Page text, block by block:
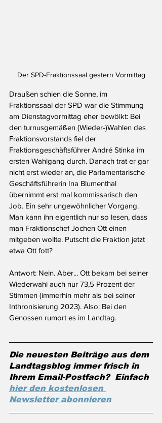
Der SPD-Fraktionssaal gestern Vormittag
Draußen schien die Sonne, im
Fraktionssaal der SPD war die Stimmung
am Dienstagvormittag eher bewölkt: Bei
den turnusgemäßen (Wieder-)Wahlen des
Fraktionsvorstands fiel der
Fraktionsgeschäftsführer André Stinka im
ersten Wahlgang durch. Danach trat er gar
nicht erst wieder an, die Parlamentarische
Geschäftsführerin Ina Blumenthal
übernimmt erst mal kommissarisch den
Job. Ein sehr ungewöhnlicher Vorgang.
Man kann ihn eigentlich nur so lesen, dass
man Fraktionschef Jochen Ott einen
mitgeben wollte. Putscht die Fraktion jetzt
etwa Ott fott?
Antwort: Nein. Aber... Ott bekam bei seiner
Wiederwahl auch nur 73,5 Prozent der
Stimmen (immerhin mehr als bei seiner
Inthronisierung 2023). Also: Bei den
Genossen rumort es im Landtag.
Die neuesten Beiträge aus dem
Landtagsblog immer frisch in
Ihrem Email-Postfach?  Einfach
hier den kostenlosen
Newsletter abonnieren